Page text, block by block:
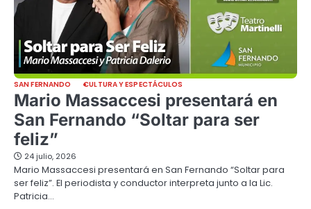
SAN FERNANDO CULTURA Y ESPECTÁCULOS
Mario Massaccesi presentará en
San Fernando “Soltar para ser
feliz”
24 julio, 2026
Mario Massaccesi presentará en San Fernando “Soltar para
ser feliz”. El periodista y conductor interpreta junto a la Lic.
Patricia…